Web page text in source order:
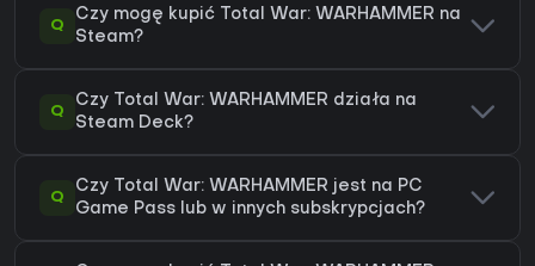
Q
Czy mogę kupić Total War: WARHAMMER na
Steam?
Q
Czy Total War: WARHAMMER działa na
Steam Deck?
Q
Czy Total War: WARHAMMER jest na PC
Game Pass lub w innych subskrypcjach?